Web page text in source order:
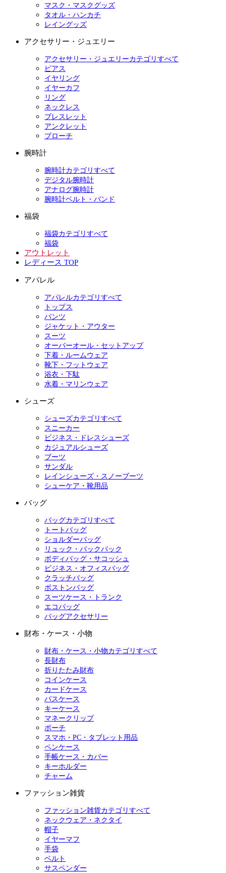
マスク・マスクグッズ
タオル・ハンカチ
レイングッズ
アクセサリー・ジュエリー
アクセサリー・ジュエリーカテゴリすべて
ピアス
イヤリング
イヤーカフ
リング
ネックレス
ブレスレット
アンクレット
ブローチ
腕時計
腕時計カテゴリすべて
デジタル腕時計
アナログ腕時計
腕時計ベルト・バンド
福袋
福袋カテゴリすべて
福袋
アウトレット
レディース TOP
アパレル
アパレルカテゴリすべて
トップス
パンツ
ジャケット・アウター
スーツ
オーバーオール・セットアップ
下着・ルームウェア
靴下・フットウェア
浴衣・下駄
水着・マリンウェア
シューズ
シューズカテゴリすべて
スニーカー
ビジネス・ドレスシューズ
カジュアルシューズ
ブーツ
サンダル
レインシューズ・スノーブーツ
シューケア・靴用品
バッグ
バッグカテゴリすべて
トートバッグ
ショルダーバッグ
リュック・バックパック
ボディバッグ・サコッシュ
ビジネス・オフィスバッグ
クラッチバッグ
ボストンバッグ
スーツケース・トランク
エコバッグ
バッグアクセサリー
財布・ケース・小物
財布・ケース・小物カテゴリすべて
長財布
折りたたみ財布
コインケース
カードケース
パスケース
キーケース
マネークリップ
ポーチ
スマホ・PC・タブレット用品
ペンケース
手帳ケース・カバー
キーホルダー
チャーム
ファッション雑貨
ファッション雑貨カテゴリすべて
ネックウェア・ネクタイ
帽子
イヤーマフ
手袋
ベルト
サスペンダー